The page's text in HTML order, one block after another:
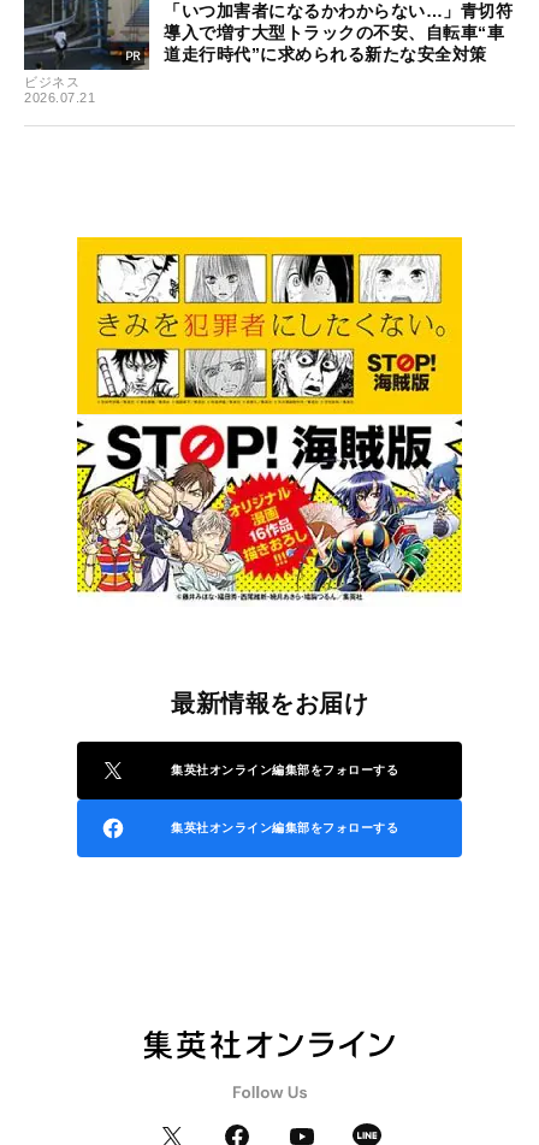
ビジネス
2026.07.21
「いつ加害者になるかわからない…」青切符
導入で増す大型トラックの不安、自転車“車
道走行時代”に求められる新たな安全対策
最新情報をお届け
集英社オンライン編集部をフォローする
集英社オンライン編集部をフォローする